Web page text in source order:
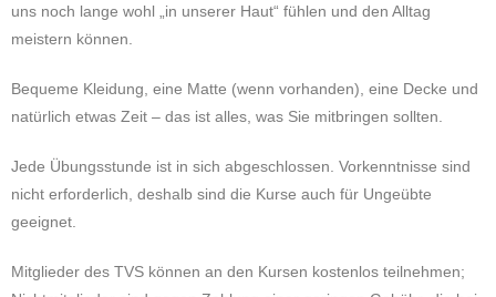
uns noch lange wohl „in unserer Haut“ fühlen und den Alltag
meistern können.
Bequeme Kleidung, eine Matte (wenn vorhanden), eine Decke und
natürlich etwas Zeit – das ist alles, was Sie mitbringen sollten.
Jede Übungsstunde ist in sich abgeschlossen. Vorkenntnisse sind
nicht erforderlich, deshalb sind die Kurse auch für Ungeübte
geeignet.
Mitglieder des TVS können an den Kursen kostenlos teilnehmen;